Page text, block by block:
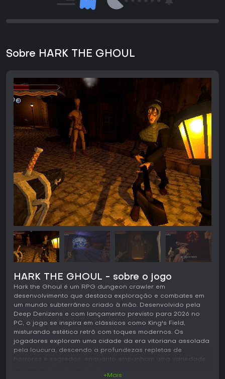
Sobre HARK THE GHOUL
HARK THE GHOUL - sobre o jogo
Hark the Ghoul é um RPG dungeon crawler em
desenvolvimento que destaca exploração e combates em
um mundo subterrâneo criado à mão. Desenvolvido pela
Deep Denizens e com lançamento previsto para 2026 no
PC, o jogo se inspira em clássicos como King's Field,
misturando estética retrô com toques modernos. Os
jogadores exploram uma cidade da era vitoriana assolada
pela loucura, descendo a profundezas repletas de
horrores e segredos, enquanto empunham uma variedade
+Mais